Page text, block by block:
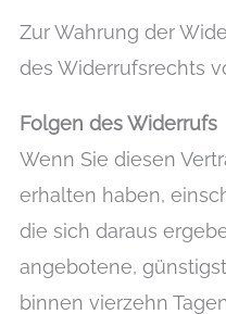
Zur Wahrung der
des Widerrufsrechts
Folgen des Widerrufs
Wenn Sie diesen
erhalten haben,
die sich daraus
angebotene,
binnen vierzehn